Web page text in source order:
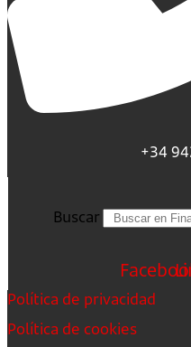
+34
Buscar
Política de privacidad
Política de cookies